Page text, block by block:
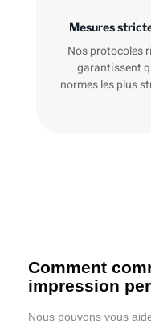
Mesures
Nos protocoles
garantissent
normes les plus
Comment
impression
Nous pouvons vous